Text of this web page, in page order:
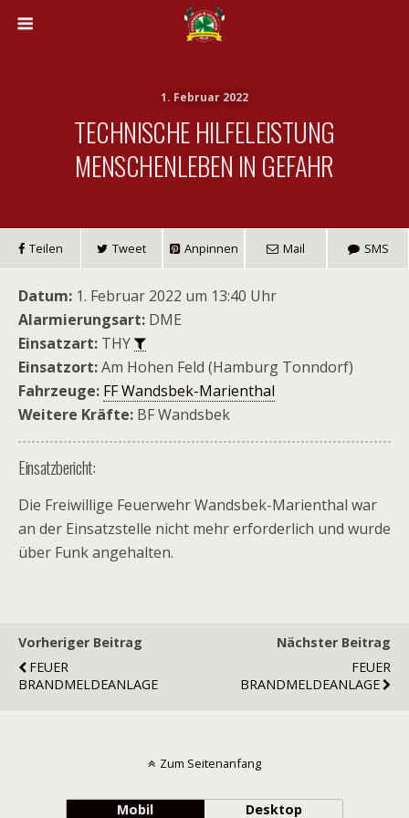
1. Februar 2022
TECHNISCHE HILFELEISTUNG
MENSCHENLEBEN IN GEFAHR
Teilen Tweet Anpinnen Mail SMS
Datum: 1. Februar 2022 um 13:40 Uhr
Alarmierungsart: DME
Einsatzart: THY
Einsatzort:Am Hohen Feld (Hamburg Tonndorf)
Fahrzeuge: FF Wandsbek-Marienthal
Weitere Kräfte: BF Wandsbek
Einsatzbericht:
Die Freiwillige Feuerwehr Wandsbek-Marienthal war
an der Einsatzstelle nicht mehr erforderlich und wurde
über Funk angehalten.
Vorheriger Beitrag
FEUER
BRANDMELDEANLAGE
Nächster Beitrag
FEUER
BRANDMELDEANLAGE
Zum Seitenanfang
Mobil Desktop